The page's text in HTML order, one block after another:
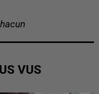
VUS